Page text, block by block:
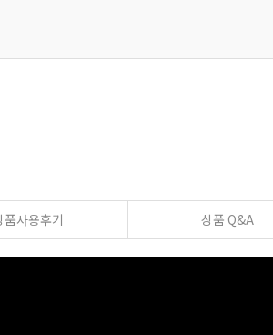
품사용후기 상품 Q&A